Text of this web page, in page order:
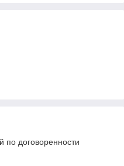
по договоренности